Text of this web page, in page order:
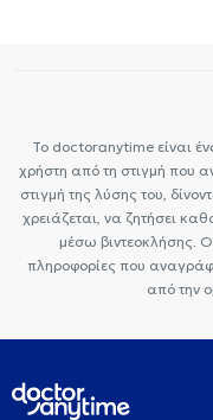
Το doctoranytime είναι
χρήστη από τη στιγμή που
στιγμή της λύσης του,
χρειάζεται, να ζητήσει
μέσω βιντεοκλήσης.
πληροφορίες που
από την